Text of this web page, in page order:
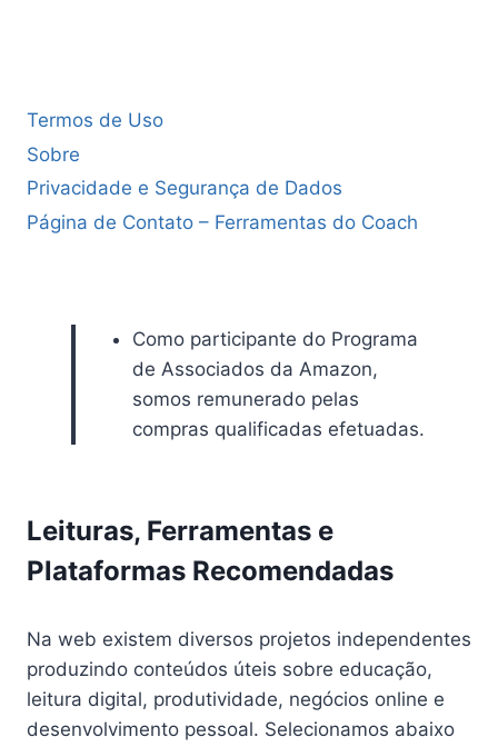
Termos de Uso
Sobre
Privacidade e Segurança de Dados
Página de Contato – Ferramentas do Coach
Como participante do Programa
de Associados da Amazon,
somos remunerado pelas
compras qualificadas efetuadas.
Leituras, Ferramentas e
Plataformas Recomendadas
Na web existem diversos projetos independentes
produzindo conteúdos úteis sobre educação,
leitura digital, produtividade, negócios online e
desenvolvimento pessoal. Selecionamos abaixo